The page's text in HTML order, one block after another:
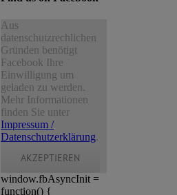
Aus
datenschutzrechlichen
Gründen benötigt
Facebook Ihre
Einwilligung um
geladen zu werden.
Mehr Informationen
finden Sie unter
Impressum /
Datenschutzerklärung.
AKZEPTIEREN
window.fbAsyncInit =
function() {